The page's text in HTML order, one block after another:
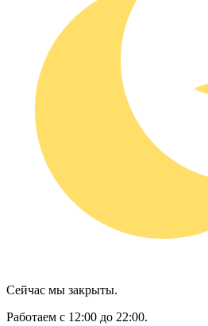
Сейчас мы закрыты.
Работаем с 12:00 до 22:00.